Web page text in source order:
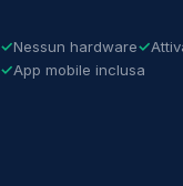
Nessun hardware
App mobile inclusa